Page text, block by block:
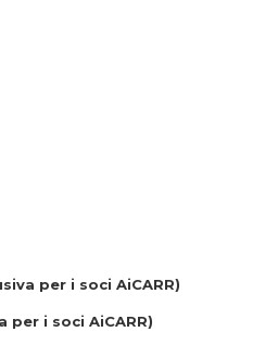
per i soci AiCARR)
per i soci AiCARR)